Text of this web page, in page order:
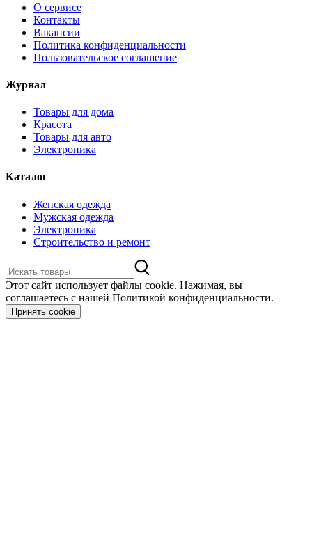
О сервисе
Контакты
Вакансии
Политика конфиденциальности
Пользовательское соглашение
Журнал
Товары для дома
Красота
Товары для авто
Электроника
Каталог
Женская одежда
Мужская одежда
Электроника
Строительство и ремонт
Этот сайт использует файлы cookie. Нажимая, вы
соглашаетесь с нашей Политикой конфиденциальности.
Принять cookie